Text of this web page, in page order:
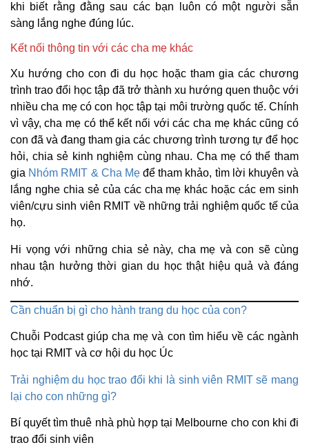
khi biết rằng đằng sau các bạn luôn có một người sẵn
sàng lắng nghe đúng lúc.
Kết nối thông tin với các cha mẹ khác
Xu hướng cho con đi du học hoặc tham gia các chương
trình trao đổi học tập đã trở thành xu hướng quen thuộc với
nhiều cha mẹ có con học tập tại môi trường quốc tế. Chính
vì vậy, cha mẹ có thể kết nối với các cha mẹ khác cũng có
con đã và đang tham gia các chương trình tương tự để học
hỏi, chia sẻ kinh nghiệm cùng nhau. Cha mẹ có thể tham
gia Nhóm RMIT & Cha Mẹđể tham khảo, tìm lời khuyên và
lắng nghe chia sẻ của các cha mẹ khác hoặc các em sinh
viên/cựu sinh viên RMIT về những trải nghiệm quốc tế của
họ.
Hi vọng với những chia sẻ này, cha mẹ và con sẽ cùng
nhau tận hưởng thời gian du học thật hiệu quả và đáng
nhớ.
Cần chuẩn bị gì cho hành trang du học của con?
Chuỗi Podcast giúp cha mẹ và con tìm hiểu về các ngành
học tại RMIT và cơ hội du học Úc
Trải nghiệm du học trao đổi khi là sinh viên RMIT sẽ mang
lại cho con những gì?
Bí quyết tìm thuê nhà phù hợp tại Melbourne cho con khi đi
trao đổi sinh viên